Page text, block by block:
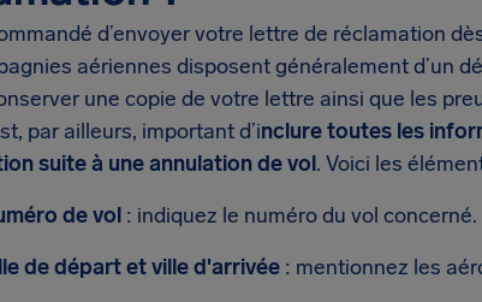
d’envoyer votre lettre de réclamation
aériennes disposent généralement d’un
une copie de votre lettre ainsi que les
par ailleurs, important d’inclure toutes les
suite à une annulation de vol. Voici les
de vol : indiquez le numéro du vol concerné.
de départ et ville d'arrivée : mentionnez les